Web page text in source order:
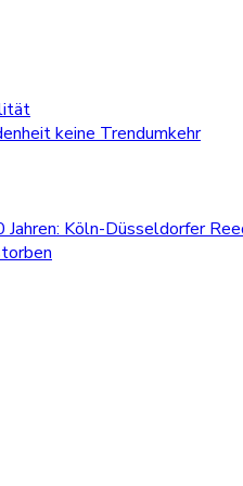
keine Trendumkehr
Köln-Düsseldorfer